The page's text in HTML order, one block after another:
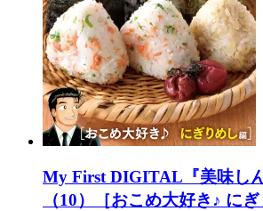
My First DIGITAL『美味し
（10）［おこめ大好き♪ にぎ